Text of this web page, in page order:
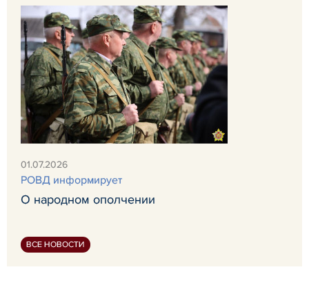
01.07.2026
РОВД информирует
О народном ополчении
ВСЕ НОВОСТИ